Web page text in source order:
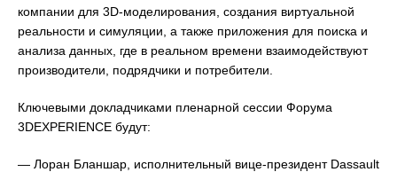
компании для 3D-моделирования, создания виртуальной
реальности и симуляции, а также приложения для поиска и
анализа данных, где в реальном времени взаимодействуют
производители, подрядчики и потребители.
Ключевыми докладчиками пленарной сессии Форума
3DEXPERIENCE будут:
— Лоран Бланшар, исполнительный вице-президент Dassault